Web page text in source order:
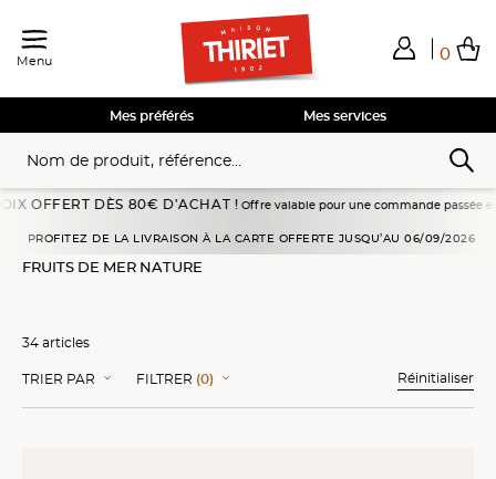
Menu 0
Total de mes achats
Voir mon panier
Voir mon panier
Voir mon panier
Voir mon panier
Mes services
Mes préférés
DÈS 80€ D’ACHAT !Offre valable pour une commande passée en livraison à
PROFITEZ DE LA LIVRAISON À LA CARTE OFFERTE JUSQU’AU 06/09/2026
FRUITS DE MER NATURE
34 articles
TRIER PAR FILTRER (0) Réinitialiser